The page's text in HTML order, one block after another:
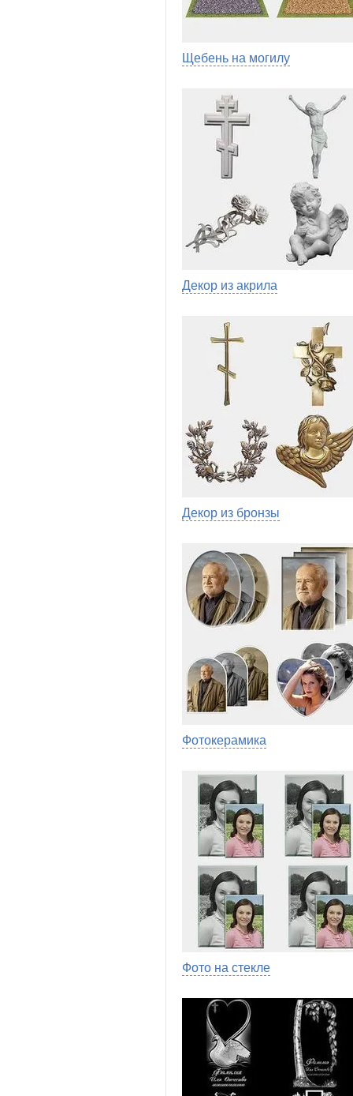
Щебень на могилу
Декор из акрила
Декор из бронзы
Фотокерамика
Фото на стекле